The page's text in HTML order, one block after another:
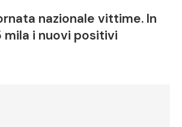
nazionale vittime. In
mila i nuovi positivi